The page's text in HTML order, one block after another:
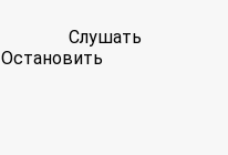
Слушать
Остановить